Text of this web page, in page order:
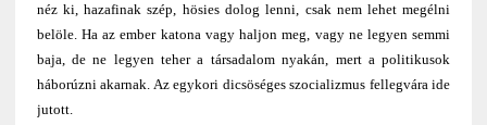
néz ki, hazafinak szép, hösies dolog lenni, csak nem lehet megélni
belöle. Ha az ember katona vagy haljon meg, vagy ne legyen semmi
baja, de ne legyen teher a társadalom nyakán, mert a politikusok
háborúzni akarnak. Az egykori dicsöséges szocializmus fellegvára ide
jutott.